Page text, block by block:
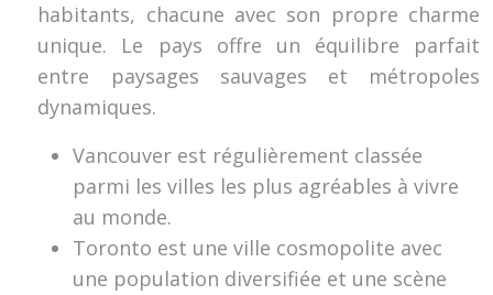
habitants, chacune avec son propre charme
unique. Le pays offre un équilibre parfait
entre paysages sauvages et métropoles
dynamiques.
Vancouver est régulièrement classée
parmi les villes les plus agréables à vivre
au monde.
Toronto est une ville cosmopolite avec
une population diversifiée et une scène